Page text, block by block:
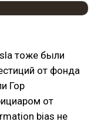
тоже были
от фонда
Гор
от
bias не